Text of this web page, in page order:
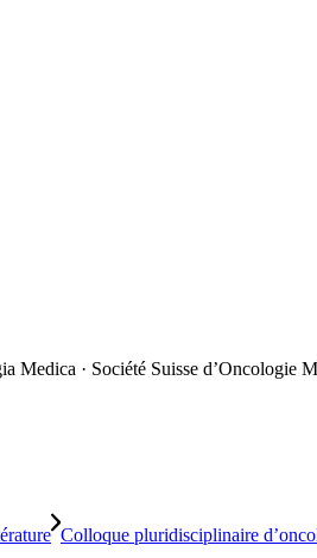
· Société Suisse d’Oncologie
Colloque pluridisciplinaire